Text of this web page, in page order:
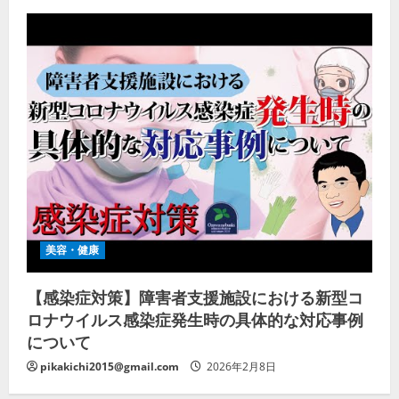
美容・健康
【感染症対策】障害者支援施設における新型コ
ロナウイルス感染症発生時の具体的な対応事例
について
pikakichi2015@gmail.com 2026年2月8日